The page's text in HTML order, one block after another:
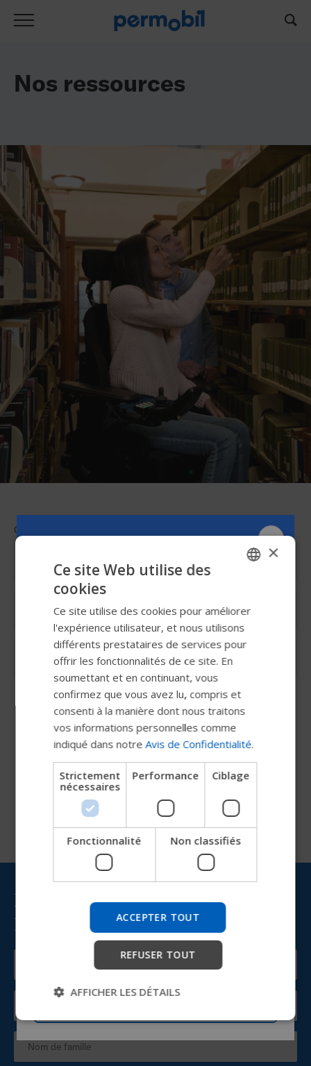
Nos ressources
Catégorie
Aucune resosurces trouvées. Veuillez vous connecter.
Restez informé(e) avec
Permobil
Essayez notre nouveau guide
Permobil
Nous testons un moyen plus rapide d'explorer les
produits, d'obtenir des informations sur l'entreprise et
de trouver une assistance pour les appareils.
SWEDISH
DUTCH
GERMAN
DANISH
NORWEGIAN
CHINESE (SIMPLIFIED)
SPANISH
×
Ce site Web utilise des
cookies
Ce site utilise des cookies pour améliorer
l'expérience utilisateur, et nous utilisons
différents prestataires de services pour
offrir les fonctionnalités de ce site. En
soumettant et en continuant, vous
confirmez que vous avez lu, compris et
consenti à la manière dont nous traitons
vos informations personnelles comme
indiqué dans notreAvis de Confidentialité.
Strictement
nécessaires
Performance Ciblage
Fonctionnalité Non classifiés
ACCEPTER TOUT
REFUSER TOUT
AFFICHER LES DÉTAILS